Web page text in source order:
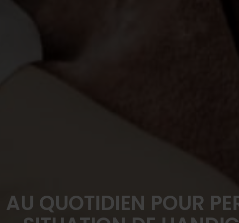
QUOTIDIEN POUR